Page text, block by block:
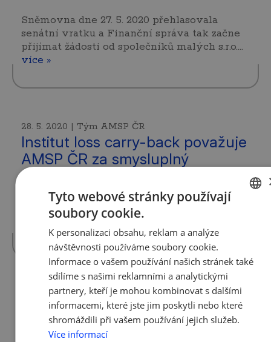
Sněmovna dne 27. 5. 2020 přehlasovala
senátní vratku a Finanční správa tak začne
přijímat žádosti od společníků malých s.r.o.…
více »
28. 5. 2020 | Tým AMSP ČR
Institut loss carry-back považuje
AMSP ČR za smysluplný
Ačkoli je pravdou, že za hlavní nástroj
udržení solidní ekonomické situace malých
a středních firem považujeme zejména
kurzarbeit…více »
28. 5. 2020 | Tým AMSP ČR
AMSP ČR vyzvala předsedkyni
EK Ursulu von der Leyen k
Tyto webové stránky používají
soubory cookie.
K personalizaci obsahu, reklam a analýze
návštěvnosti používáme soubory cookie.
Informace o vašem používání našich stránek také
sdílíme s našimi reklamními a analytickými
partnery, kteří je mohou kombinovat s dalšími
informacemi, které jste jim poskytli nebo které
shromáždili při vašem používání jejich služeb.
Více informací